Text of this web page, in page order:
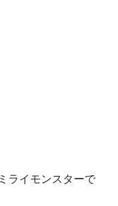
ライモンスターで